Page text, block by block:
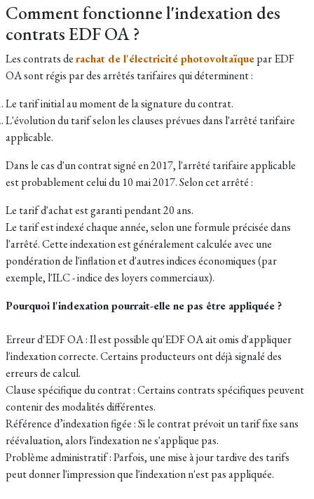
Comment fonctionne l'indexation des
contrats EDF OA ?
Les contrats derachat de l'électricité photovoltaïquepar EDF
OA sont régis par des arrêtés tarifaires qui déterminent :
Le tarif initial au moment de la signature du contrat.
L'évolution du tarif selon les clauses prévues dans l'arrêté tarifaire
applicable.
Dans le cas d'un contrat signé en 2017, l'arrêté tarifaire applicable
est probablement celui du 10 mai 2017. Selon cet arrêté :
Le tarif d'achat est garanti pendant 20 ans.
Le tarif est indexé chaque année, selon une formule précisée dans
l'arrêté. Cette indexation est généralement calculée avec une
pondération de l'inflation et d'autres indices économiques (par
exemple, l'ILC - indice des loyers commerciaux).
Pourquoi l'indexation pourrait-elle ne pas être appliquée ?
Erreur d'EDF OA : Il est possible qu'EDF OA ait omis d'appliquer
l'indexation correcte. Certains producteurs ont déjà signalé des
erreurs de calcul.
Clause spécifique du contrat : Certains contrats spécifiques peuvent
contenir des modalités différentes.
Référence d’indexation figée : Si le contrat prévoit un tarif fixe sans
réévaluation, alors l'indexation ne s'applique pas.
Problème administratif : Parfois, une mise à jour tardive des tarifs
peut donner l'impression que l'indexation n'est pas appliquée.